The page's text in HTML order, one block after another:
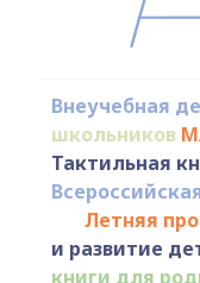
Внеучебная
школьников
Тактильная
Летняя
и развитие
книги для